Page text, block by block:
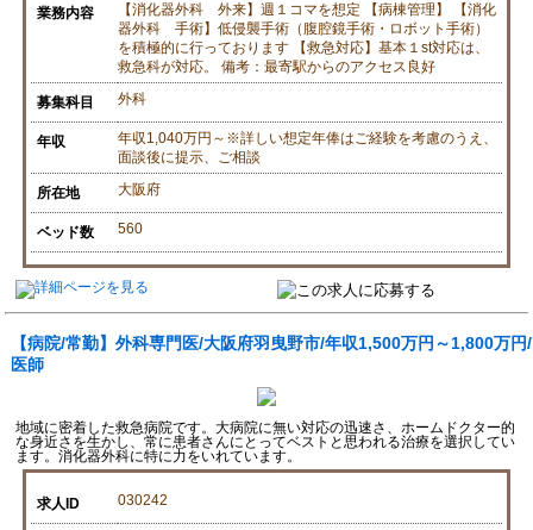
業務内容
【消化器外科 外来】週１コマを想定 【病棟管理】 【消化
器外科 手術】低侵襲手術（腹腔鏡手術・ロボット手術）
を積極的に行っております 【救急対応】基本１st対応は、
救急科が対応。 備考：最寄駅からのアクセス良好
募集科目 外科
年収
年収1,040万円～※詳しい想定年俸はご経験を考慮のうえ、
面談後に提示、ご相談
所在地 大阪府
ベッド数 560
【病院/常勤】外科専門医/大阪府羽曳野市/年収1,500万円～1,800万円/
医師
地域に密着した救急病院です。大病院に無い対応の迅速さ、ホームドクター的
な身近さを生かし、常に患者さんにとってベストと思われる治療を選択してい
ます。消化器外科に特に力をいれています。
求人ID 030242